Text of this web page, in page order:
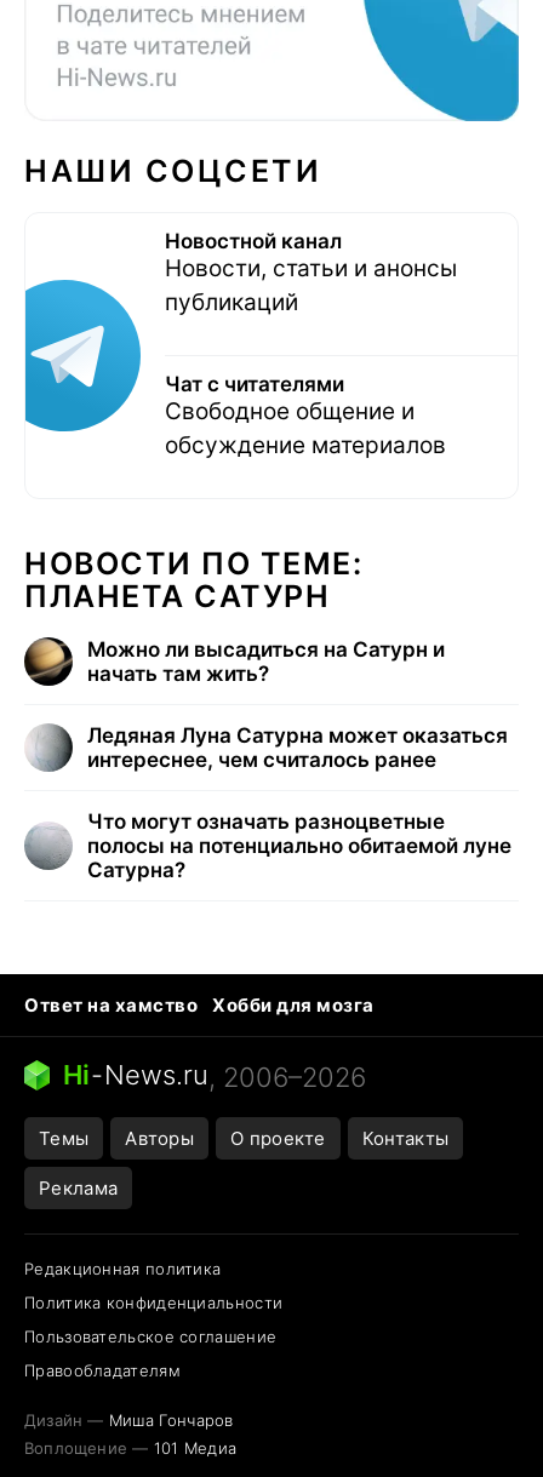
НАШИ СОЦСЕТИ
Новостной канал
Новости, статьи и анонсы
публикаций
Чат с читателями
Свободное общение и
обсуждение материалов
НОВОСТИ ПО ТЕМЕ:
ПЛАНЕТА САТУРН
Можно ли высадиться на Сатурн и
начать там жить?
Ледяная Луна Сатурна может оказаться
интереснее, чем считалось ранее
Что могут означать разноцветные
полосы на потенциально обитаемой луне
Сатурна?
Ответ на хамство
Хобби для мозга
Бензин 100 vs 95
Тунцы в океанариуме
Следующая пандемия
Hi-News.ru, 2006–2026
Темы Авторы О проекте Контакты
Реклама
Редакционная политика
Политика конфиденциальности
Пользовательское соглашение
Правообладателям
Дизайн — Миша Гончаров
Воплощение — 101 Медиа